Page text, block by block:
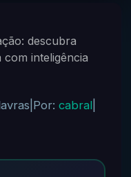
descubra
inteligência
Por: cabral|